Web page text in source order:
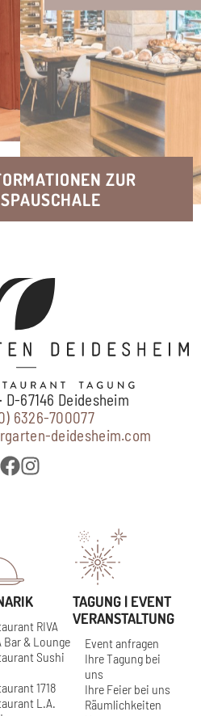
ZUR
D-67146 Deidesheim
6326-700077
deidesheim.com
RIVA
Bar & Lounge
Sushi
1718
L.A.
TAGUNG | EVENT
VERANSTALTUNG
Event anfragen
Ihre Tagung bei
uns
Ihre Feier bei uns
Räumlichkeiten